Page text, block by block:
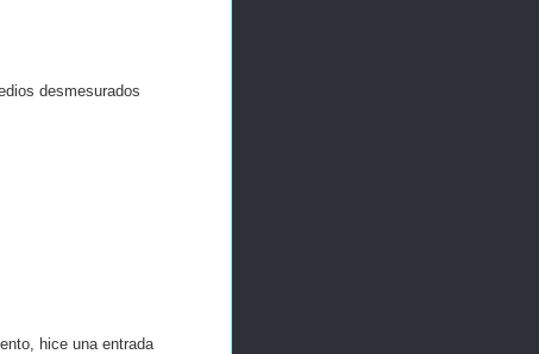
desmesurados
hice una entrada